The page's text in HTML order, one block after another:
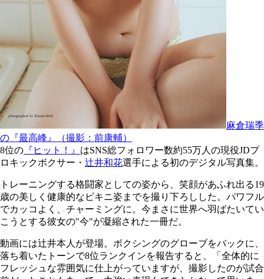
麻倉瑞季
の『最高峰』（撮影：前康輔）
8位の 『ヒット！』 はSNS総フォロワー数約55万人の現役JDプ
ロキックボクサー・ 辻井和花選手による初のデジタル写真集。
トレーニングする格闘家としての姿から、笑顔があふれ出る19
歳の美しく健康的なビキニ姿までを撮り下ろしした。パワフル
でカッコよく、チャーミングに。今まさに世界へ羽ばたいてい
こうとする彼女の"今"が凝縮された一冊だ。
動画には辻井本人が登場。ボクシングのグローブをバックに、
落ち着いたトーンで8位ランクインを報告すると、「全体的に
フレッシュな雰囲気に仕上がっていますが、撮影したのが試合